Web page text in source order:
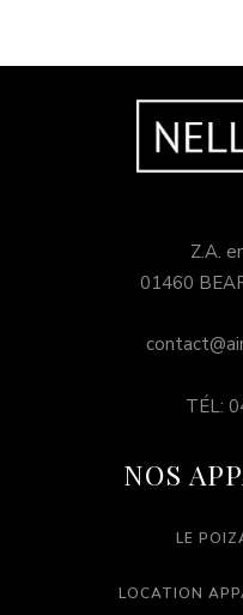
Z.A.
01460
TÉL:
NOS
LE
LOCATION